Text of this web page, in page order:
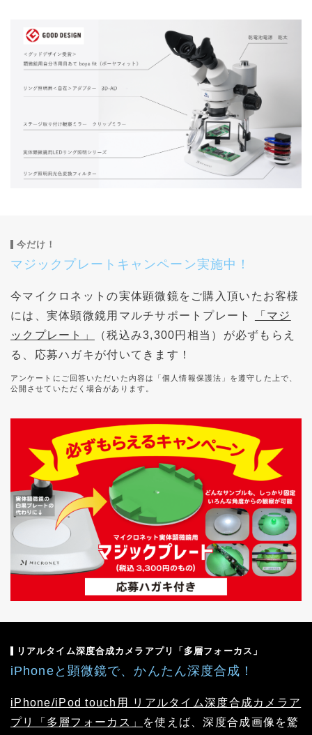
今だけ！
マジックプレートキャンペーン実施中！
今マイクロネットの実体顕微鏡をご購入頂いたお客様
には、実体顕微鏡用マルチサポートプレート
「マジ
ックプレート」
（税込み3,300円相当）が必ずもらえ
る、応募ハガキが付いてきます！
アンケートにご回答いただいた内容は「個人情報保護法」を遵守した上で、
公開させていただく場合があります。
リアルタイム深度合成カメラアプリ「多層フォーカス」
iPhoneと顕微鏡で、かんたん深度合成！
iPhone/iPod touch用 リアルタイム深度合成カメラア
プリ「多層フォーカス」
を使えば、深度合成画像を驚